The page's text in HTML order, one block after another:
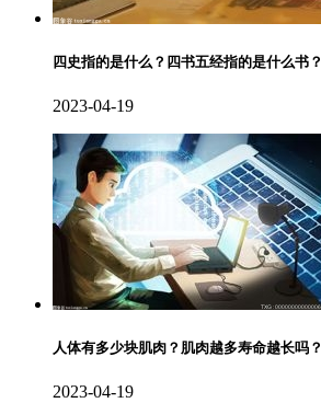
四史指的是什么？四书五经指的是什么书？
2023-04-19
人体有多少块肌肉？肌肉越多寿命越长吗？
2023-04-19